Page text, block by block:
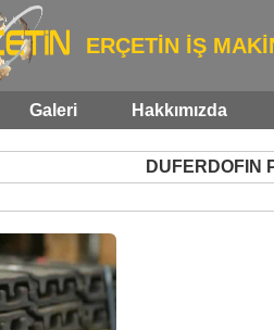
ERÇETİN İŞ
Galeri Hakkımızda
DUFERDOFIN